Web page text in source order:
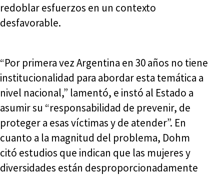
redoblar esfuerzos en un contexto
desfavorable.
“Por primera vez Argentina en 30 años no tiene
institucionalidad para abordar esta temática a
nivel nacional,” lamentó, e instó al Estado a
asumir su “responsabilidad de prevenir, de
proteger a esas víctimas y de atender”. En
cuanto a la magnitud del problema, Dohm
citó estudios que indican que las mujeres y
diversidades están desproporcionadamente